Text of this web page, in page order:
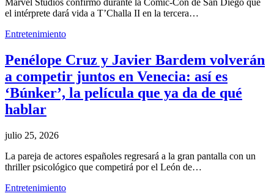
Marvel Studios confirmó durante la Comic-Con de San Diego que
el intérprete dará vida a T’Challa II en la tercera…
Entretenimiento
Penélope Cruz y Javier Bardem volverán
a competir juntos en Venecia: así es
‘Búnker’, la película que ya da de qué
hablar
julio 25, 2026
La pareja de actores españoles regresará a la gran pantalla con un
thriller psicológico que competirá por el León de…
Entretenimiento